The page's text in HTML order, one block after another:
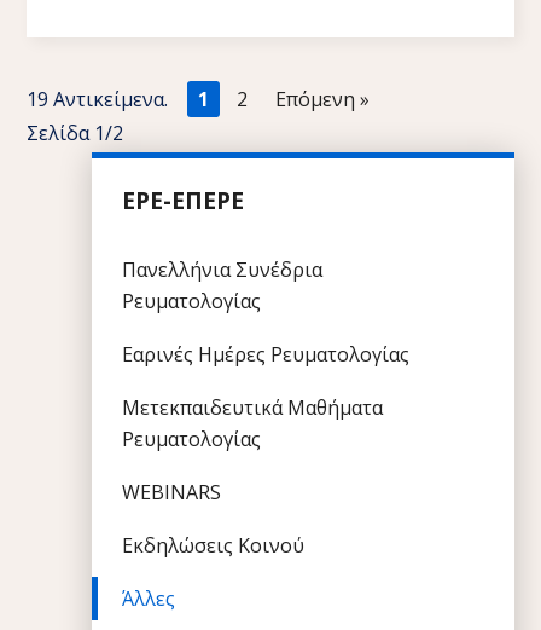
19 Αντικείμενα.
Σελίδα 1/2
1 2 »
ΕΡΕ-ΕΠΕΡΕ
Πανελλήνια Συνέδρια
Ρευματολογίας
Εαρινές Ημέρες Ρευματολογίας
Μετεκπαιδευτικά Μαθήματα
Ρευματολογίας
WEBINARS
Εκδηλώσεις Κοινού
Άλλες